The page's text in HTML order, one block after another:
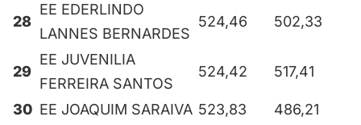
28
EE EDERLINDO
LANNES BERNARDES
524,46 502,33
29
EE JUVENILIA
FERREIRA SANTOS
524,42 517,41
30 EE JOAQUIM SARAIVA 523,83 486,21